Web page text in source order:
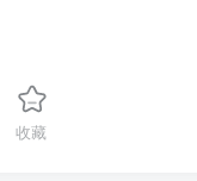
收藏